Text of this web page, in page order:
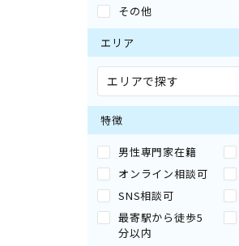
その他
エリア
エリアで探す
特徴
男性専門家在籍
オンライン相談可
SNS相談可
最寄駅から徒歩5
分以内